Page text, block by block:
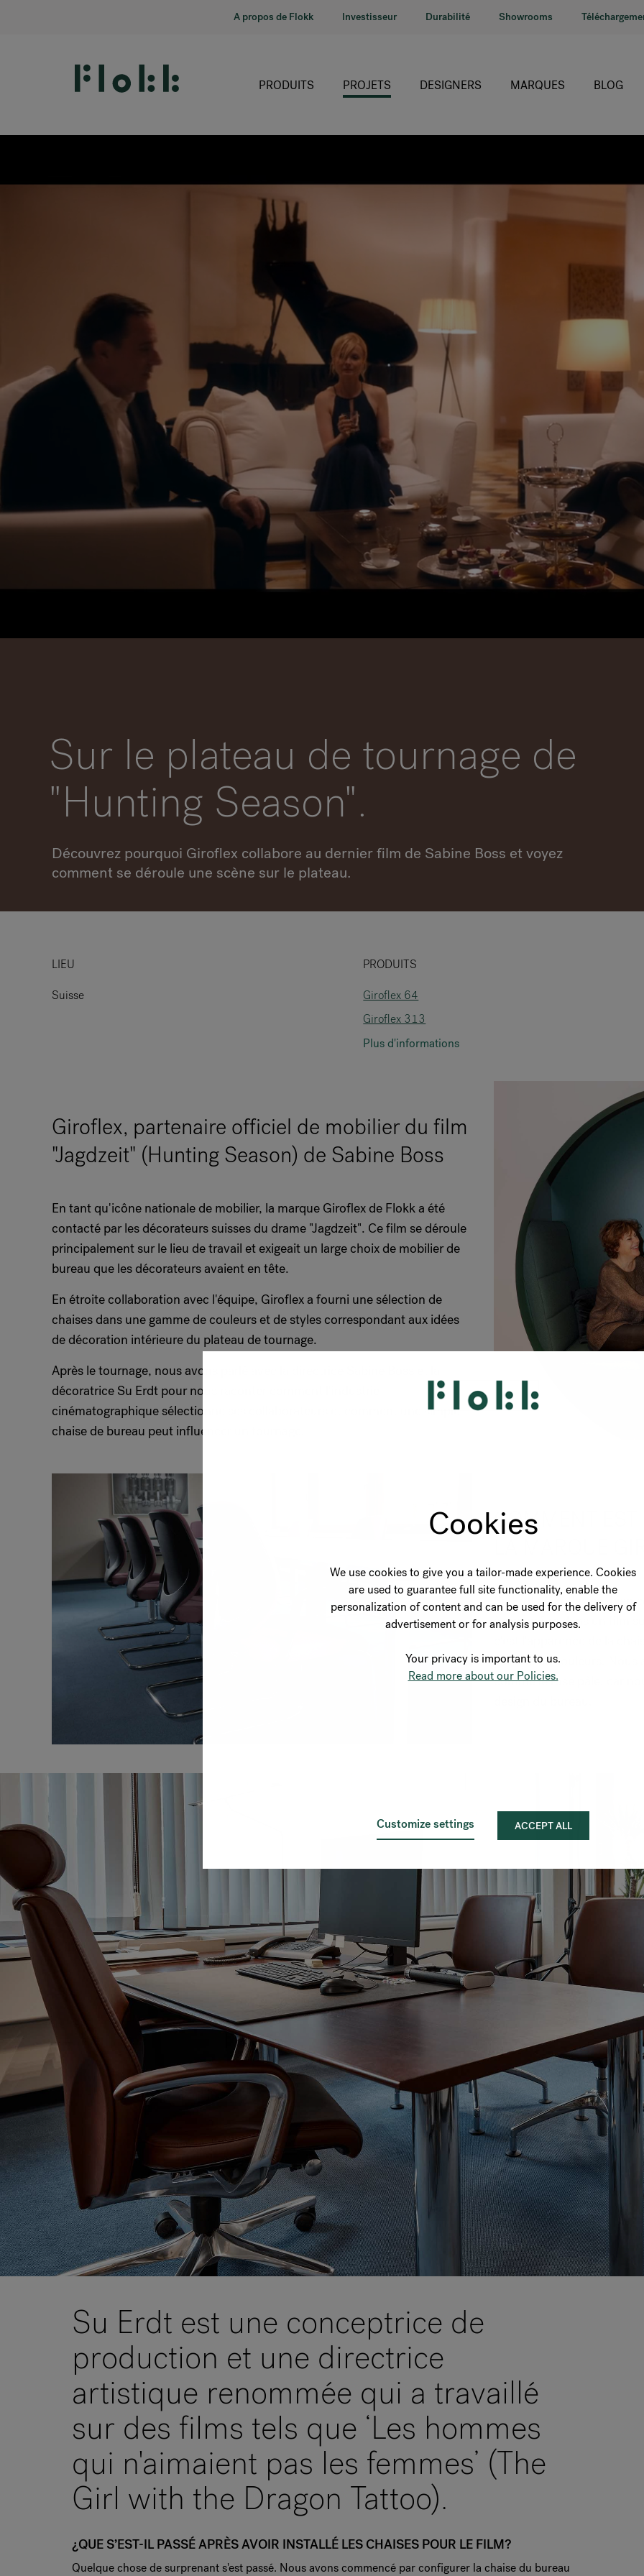
Cookies
We use cookies to give you a tailor-made experience. Cookies
are used to guarantee full site functionality, enable the
personalization of content and can be used for the delivery of
advertisement or for analysis purposes.
Your privacy is important to us.
Read more about our Policies.
Customize settings ACCEPT ALL
A propos de Flokk Investisseur Durabilité Showrooms
PRODUITS PROJETS DESIGNERS MARQUES
RH
BLOG
Sur le plateau de tournage de
"Hunting Season".
Découvrez pourquoi Giroflex collabore au dernier film de Sabine Boss et voyez
comment se déroule une scène sur le plateau.
LIEU
Suisse
PRODUITS
Giroflex 64
Giroflex 313
Plus d'informations
Giroflex, partenaire officiel de mobilier du film
"Jagdzeit" (Hunting Season) de Sabine Boss
En tant qu'icône nationale de mobilier, la marque Giroflex de Flokk a été
contacté par les décorateurs suisses du drame "Jagdzeit". Ce film se déroule
principalement sur le lieu de travail et exigeait un large choix de mobilier de
bureau que les décorateurs avaient en tête.
En étroite collaboration avec l'équipe, Giroflex a fourni une sélection de
chaises dans une gamme de couleurs et de styles correspondant aux idées
de décoration intérieure du plateau de tournage.
Après le tournage, nous avons parlé avec la directrice Sabine Boss et la
décoratrice Su Erdt pour nous raconter comment l'industrie
cinématographique sélectionne ses collaborateurs et comment une simple
chaise de bureau peut influencer un tournage.
COMMENT EST
LA MARQUE
Su Erdt : Giroflex est bien
à apparaître dans un film
c'est l'apparence de la
gamme de couleurs. Nous
comme le rose pâle, car
Su Erdt est une conceptrice de
production et une directrice
artistique renommée qui a travaillé
sur des films tels que ‘Les hommes
qui n'aimaient pas les femmes’ (The
Girl with the Dragon Tattoo).
¿QUE S’EST-IL PASSÉ APRÈS AVOIR INSTALLÉ LES CHAISES POUR LE FILM?
Quelque chose de surprenant s'est passé. Nous avons commencé par configurer la chaise du bureau